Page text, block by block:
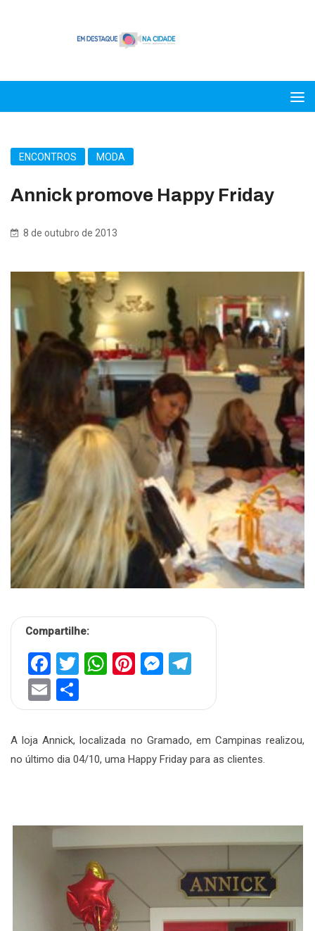
ENCONTROS MODA
Annick promove Happy Friday
8 de outubro de 2013
Compartilhe:
Facebook
Twitter
WhatsApp
Pinterest
Messenger
Email
A loja Annick, localizada no Gramado, em Campinas realizou,
no último dia 04/10, uma Happy Friday para as clientes.